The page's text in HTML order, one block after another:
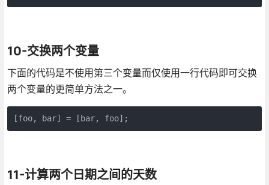
10-交换两个变量
下面的代码是不使用第三个变量而仅使用一行代码即可交换
两个变量的更简单方法之一。
[foo, bar] = [bar, foo];
11-计算两个日期之间的天数